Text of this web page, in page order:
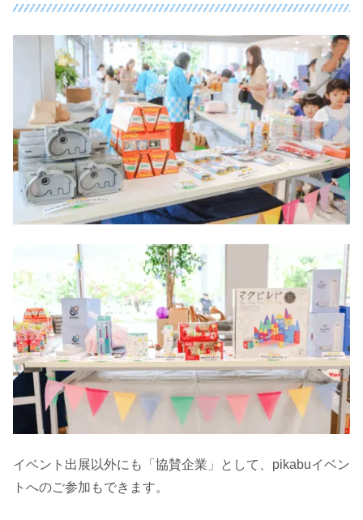
イベント出展以外にも「協賛企業」として、pikabuイベン
トへのご参加もできます。